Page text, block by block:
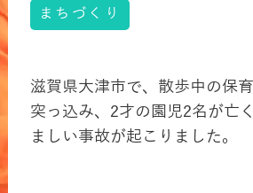
まちづくり
滋賀県大津市で、散歩中の保
突っ込み、2才の園児2名が亡
ましい事故が起こりました。